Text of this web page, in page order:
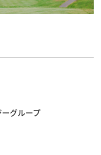
グループ